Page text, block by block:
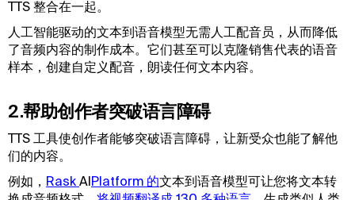
TTS 整合在一起。
人工智能驱动的文本到语音模型无需人工配音员，从而降低
了音频内容的制作成本。它们甚至可以克隆销售代表的语音
样本，创建自定义配音，朗读任何文本内容。
2.帮助创作者突破语言障碍
TTS 工具使创作者能够突破语言障碍，让新受众也能了解他
们的内容。
例如， Rask AIPlatform 的文本到语音模型可让您将文本转